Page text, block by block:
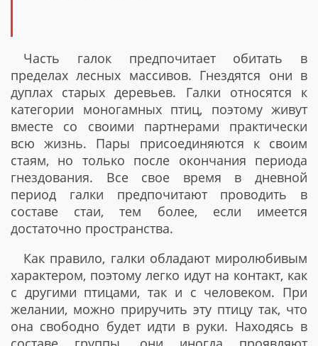
Часть галок предпочитает обитать в
пределах лесных массивов. Гнездятся они в
дуплах старых деревьев. Галки относятся к
категории моногамных птиц, поэтому живут
вместе со своими партнерами практически
всю жизнь. Пары присоединяются к своим
стаям, но только после окончания периода
гнездования. Все свое время в дневной
период галки предпочитают проводить в
составе стаи, тем более, если имеется
достаточно пространства.
Как правило, галки обладают миролюбивым
характером, поэтому легко идут на контакт, как
с другими птицами, так и с человеком. При
желании, можно приручить эту птицу так, что
она свободно будет идти в руки. Находясь в